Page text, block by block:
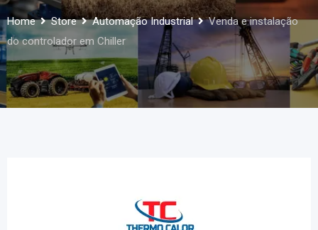
Home Store Automação Industrial
Venda e instalação
do controlador em Chiller